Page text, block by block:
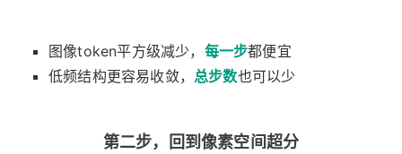
图像token平方级减少， 每一步都便宜
低频结构更容易收敛， 总步数也可以少
第二步，回到像素空间超分